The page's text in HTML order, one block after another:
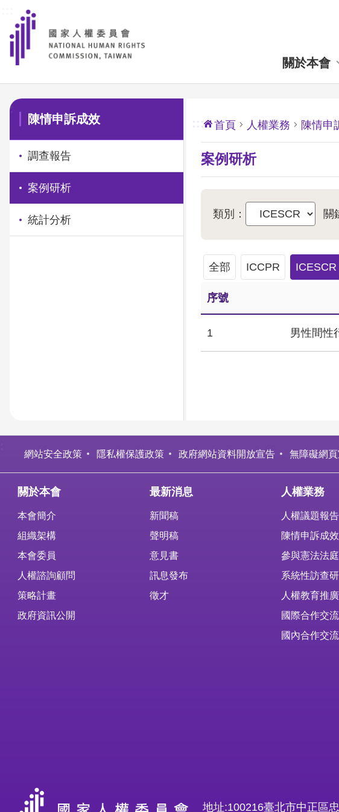
前往主要內容區塊
關於本會
:::
陳情申訴成效
調查報告
案例研析
統計分析
::: 首頁 人權業務 陳情申
案例研析
類別： 關
全部 ICCPR ICESCR
序號
1 男性間性
網站安全政策 隱私權保護政策 政府網站資料開放宣告 無障礙網
關於本會
本會簡介
組織架構
本會委員
人權諮詢顧問
策略計畫
政府資訊公開
最新消息
新聞稿
聲明稿
意見書
訊息發布
徵才
人權業務
人權議題報告
陳情申訴成效
參與憲法法庭
系統性訪查
人權教育推廣
國際合作交流
國內合作交流
地址:100216臺北市中正區